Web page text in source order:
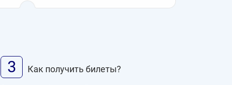
3 Как получить билеты?